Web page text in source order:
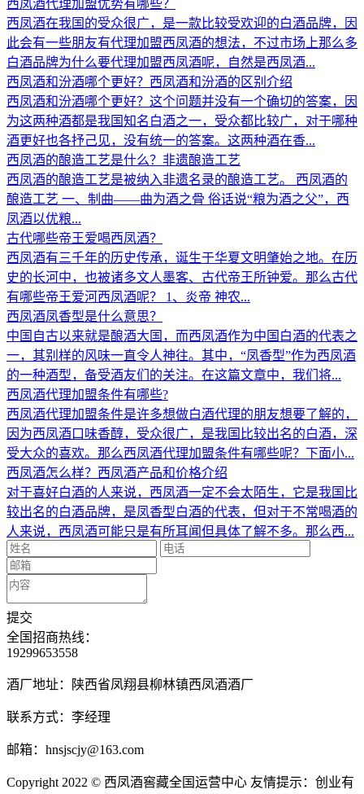
西凤酒代理加盟优势有哪些？
西凤酒在我国的受众很广，是一款比较受欢迎的白酒品牌，因
此会有一些朋友有代理加盟西凤酒的想法，不过市场上那么多
白酒品牌为什么要代理加盟西凤酒呢，自然是西凤酒...
西凤酒和汾酒哪个更好？西凤酒和汾酒的区别介绍
西凤酒和汾酒哪个更好？这个问题并没有一个确切的答案，因
为这两种酒都是我国知名白酒之一，受众都比较广，对于哪种
酒更好也各抒己见，没有统一的答案。这两种酒在香...
西凤酒的酿造工艺是什么？非遗酿造工艺
西凤酒的酿造工艺是被纳入非遗名录的酿造工艺。 西凤酒的
酿造工艺 一、制曲——曲为酒之骨 俗话说“粮为酒之父”，西
凤酒以优粮...
古代哪些帝王爱喝西凤酒？
西凤酒有三千年的历史传承，诞生于华夏文明肇始之地。在历
史的长河中，也被诸多文人墨客、古代帝王所钟爱。那么古代
有哪些帝王爱河西凤酒呢？ 1、炎帝 神农...
西凤酒凤香型是什么意思？
中国自古以来就是酿酒大国，而西凤酒作为中国白酒的代表之
一，其别样的风味一直令人神往。其中，“凤香型”作为西凤酒
的一种酒型，备受酒友们的关注。在这篇文章中，我们将...
西凤酒代理加盟条件有哪些?
西凤酒代理加盟条件是许多想做白酒代理的朋友想要了解的，
因为西凤酒口味香醇，受众很广，是我国比较出名的白酒，深
受大众的喜欢。那么西凤酒代理加盟条件有哪些呢？下面小...
西凤酒怎么样？西凤酒产品和价格介绍
对于喜好白酒的人来说，西凤酒一定不会太陌生，它是我国比
较出名的白酒品牌，是凤香型白酒的代表，但对于不常喝酒的
人来说，西凤酒可能只是有所耳闻但具体了解不多。那么西...
提交
全国招商热线：
19299653558
酒厂地址：陕西省凤翔县柳林镇西凤酒酒厂
联系方式：李经理
邮箱：hnsjscjy@163.com
Copyright 2022 © 西凤酒窖藏全国运营中心 友情提示：创业有